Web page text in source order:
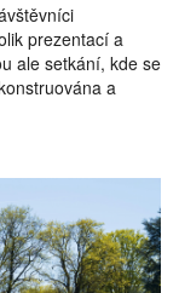
prezentací a
ale setkání, kde se
a